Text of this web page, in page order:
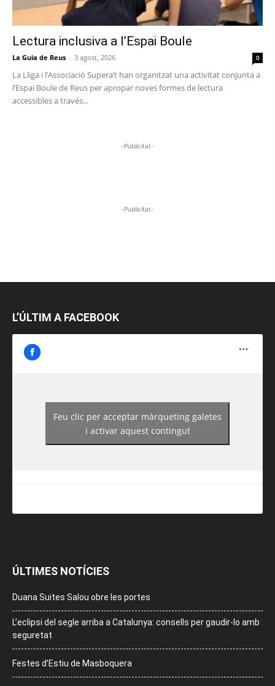
Lectura inclusiva a l’Espai Boule
La Guia de Reus - 3 agost, 2026 0
La Lliga i l’Associació Supera’t han organitzat una activitat conjunta a
l’Espai Boule de Reus per apropar noves formes de lectura
accessibles a través...
-Publicitat-
-Publicitat-
L’ÚLTIM A FACEBOOK
https://www.facebook.com/guiadereus/
Feu clic per acceptar màrqueting galetes
i activar aquest contingut
ÚLTIMES NOTÍCIES
Duana Suites Salou obre les portes
L’eclipsi del segle arriba a Catalunya: consells per gaudir-lo amb
seguretat
Festes d’Estiu de Masboquera